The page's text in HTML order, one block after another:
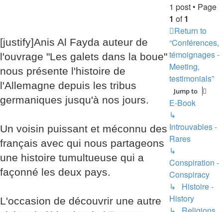
[justify]Anis Al Fayda auteur de
l'ouvrage "Les galets dans la boue"
nous présente l'histoire de
l'Allemagne depuis les tribus
germaniques jusqu'à nos jours.
Un voisin puissant et méconnu des
français avec qui nous partageons
une histoire tumultueuse qui a
façonné les deux pays.
L'occasion de découvrir une autre
1 post • Page
1 of1
Return to
“Conférences,
témoignages -
Meeting,
testimonials”
Jump to
E-Book
↳
Introuvables -
Rares
↳
Conspiration -
Conspiracy
↳ Histoire -
History